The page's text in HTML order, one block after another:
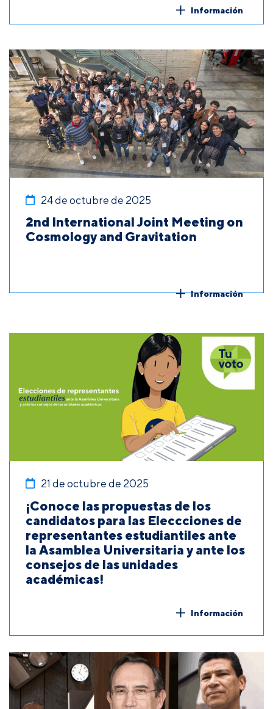
Información
24 de octubre de 2025
2nd International Joint Meeting on
Cosmology and Gravitation
Información
21 de octubre de 2025
¡Conoce las propuestas de los
candidatos para las Eleccciones de
representantes estudiantiles ante
la Asamblea Universitaria y ante los
consejos de las unidades
académicas!
Información